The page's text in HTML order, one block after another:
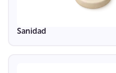
Sanidad